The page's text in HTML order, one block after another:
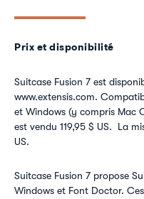
Prix et disponibilité
Suitcase Fusion 7 est
www.extensis.com.
et Windows (y compris Mac
est vendu 119,95 $ US. La
US.
Suitcase Fusion 7 propose
Windows et Font Doctor.